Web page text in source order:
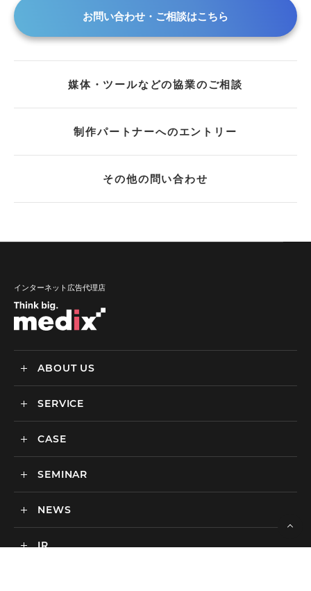
お問い合わせ・ご相談はこちら
媒体・ツールなどの協業のご相談
制作パートナーへのエントリー
その他の問い合わせ
インターネット広告代理店
ABOUT US
メディックスについて
ごあいさつ
SERVICE
サービス
BtoCマーケティング支援
海外マーケティング支援
CASE
実績・事例
SEMINAR
セミナー一覧
NEWS
ニュース一覧
IR